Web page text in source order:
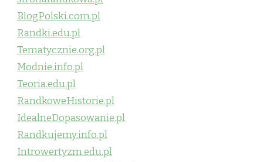
BlogPolski.com.pl
Randki.edu.pl
Tematycznie.org.pl
Modnie.info.pl
Teoria.edu.pl
RandkoweHistorie.pl
IdealneDopasowanie.pl
Randkujemy.info.pl
Introwertyzm.edu.pl